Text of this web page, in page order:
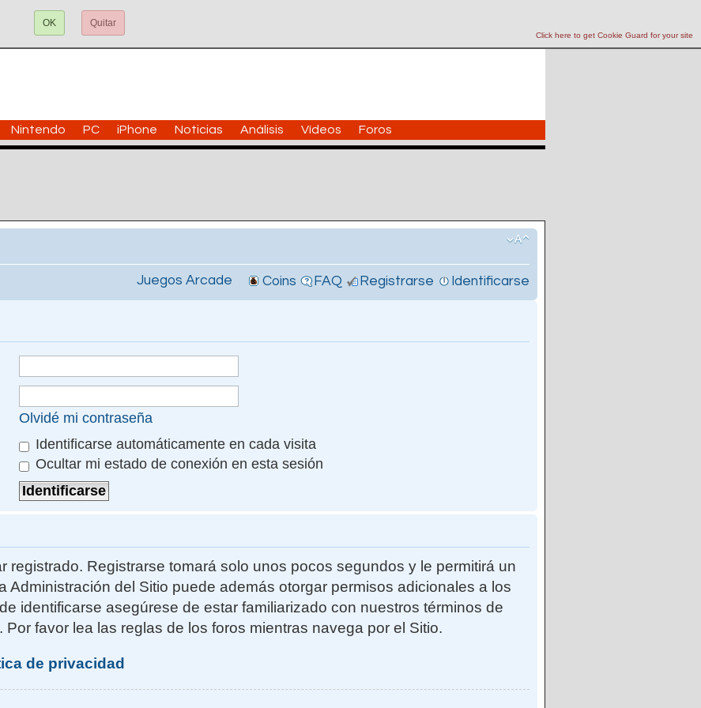
Click here to get Cookie Guard for your site
OK Quitar
Nintendo PC iPhone Noticias Análisis Vídeos Foros
Juegos Arcade Coins FAQ Registrarse Identificarse
Olvidé mi contraseña
Identificarse automáticamente en cada visita
Ocultar mi estado de conexión en esta sesión
registrado. Registrarse tomará solo unos pocos segundos y le permitirá un
Administración del Sitio puede además otorgar permisos adicionales a los
identificarse asegúrese de estar familiarizado con nuestros términos de
favor lea las reglas de los foros mientras navega por el Sitio.
de privacidad